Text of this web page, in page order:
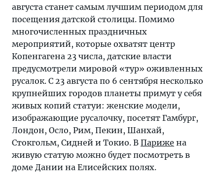
августа станет самым лучшим периодом для
посещения датской столицы. Помимо
многочисленных праздничных
мероприятий, которые охватят центр
Копенгагена 23 числа, датские власти
предусмотрели мировой «тур» оживленных
русалок. С 23 августа по 6 сентября несколько
крупнейших городов планеты примут у себя
живых копий статуи: женские модели,
изображающие русалочку, посетят Гамбург,
Лондон, Осло, Рим, Пекин, Шанхай,
Стокгольм, Сидней и Токио. В Париже на
живую статую можно будет посмотреть в
доме Дании на Елисейских полях.